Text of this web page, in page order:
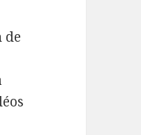
de